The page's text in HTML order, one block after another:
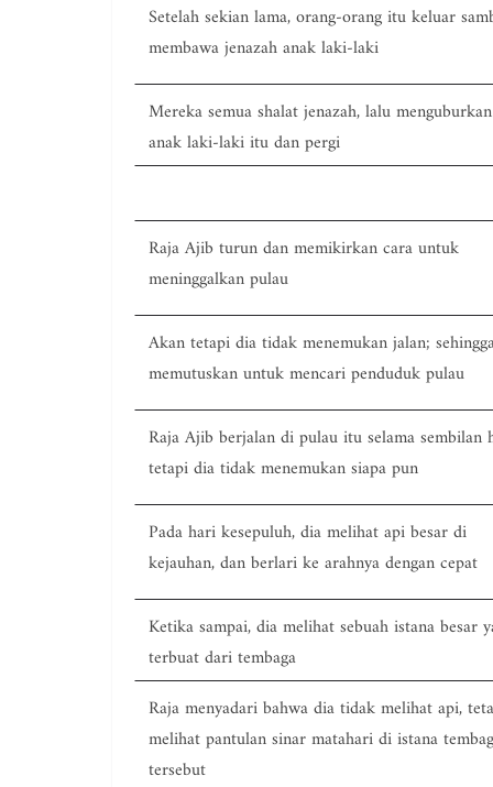
Setelah sekian lama, orang-orang itu keluar
membawa jenazah anak laki-laki
Mereka semua shalat jenazah, lalu menguburkan
anak laki-laki itu dan pergi
Raja Ajib turun dan memikirkan cara untuk
meninggalkan pulau
Akan tetapi dia tidak menemukan jalan;
memutuskan untuk mencari penduduk pulau
Raja Ajib berjalan di pulau itu selama sembilan
tetapi dia tidak menemukan siapa pun
Pada hari kesepuluh, dia melihat api besar di
kejauhan, dan berlari ke arahnya dengan cepat
Ketika sampai, dia melihat sebuah istana besar
terbuat dari tembaga
Raja menyadari bahwa dia tidak melihat api,
melihat pantulan sinar matahari di istana
tersebut